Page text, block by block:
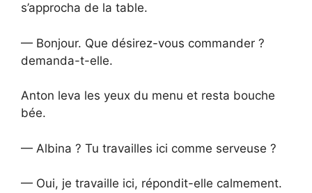
s’approcha de la table.
— Bonjour. Que désirez-vous commander ?
demanda-t-elle.
Anton leva les yeux du menu et resta bouche
bée.
— Albina ? Tu travailles ici comme serveuse ?
— Oui, je travaille ici, répondit-elle calmement.